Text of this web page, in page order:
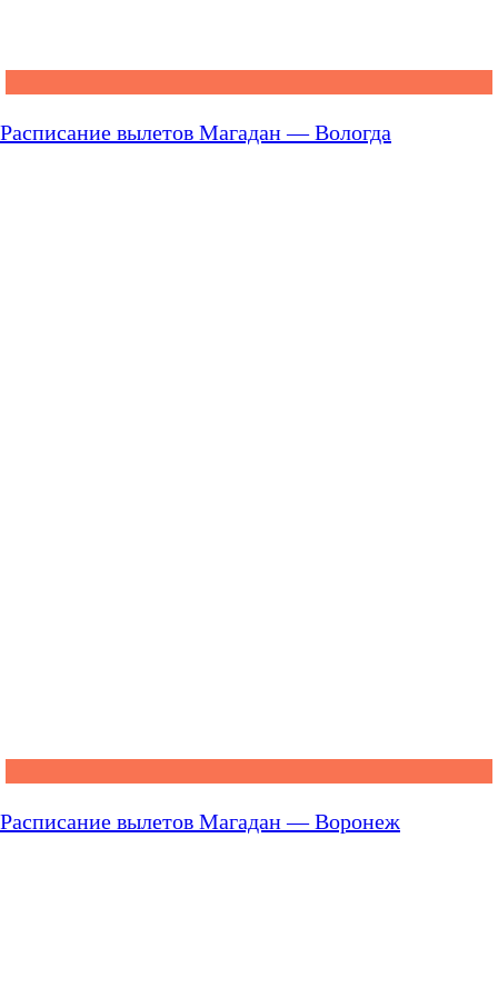
Расписание вылетов Магадан — Вологда
Расписание вылетов Магадан — Воронеж